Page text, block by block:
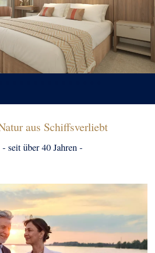
aus Schiffsverliebt
- seit über 40 Jahren -